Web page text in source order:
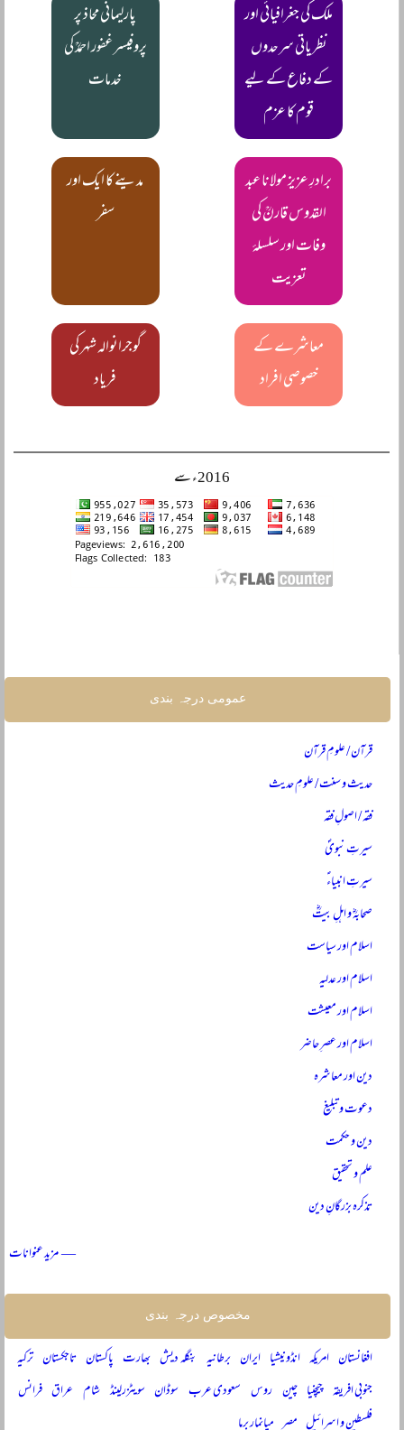
ملک کی جغرافیائی اور
نظریاتی سرحدوں
کے دفاع کے لیے
قوم کا عزم
پارلیمانی محاذ پر
پروفیسر غفور احمدؒ کی
خدمات
برادرِ عزیز مولانا عبد
القدوس قارنؒ کی
وفات اور سلسلۂ
تعزیت
مدینے کا ایک اور
سفر
معاشرے کے
خصوصی افراد
گوجرانوالہ شہر کی
فریاد
2016ء سے
عمومی درجہ بندی
قرآن / علومِ قرآن
حدیث و سنت / علومِ حدیث
فقہ / اصولِ فقہ
سیرتِ نبویؐ
سیرتِ انبیاءؑ
صحابہؓ و اہلِ بیتؓ
اسلام اور سیاست
اسلام اور عدلیہ
اسلام اور معیشت
اسلام اور عصرِ حاضر
دین اور معاشرہ
دعوت و تبلیغ
دین و حکمت
علم و تحقیق
تذکرہ بزرگانِ دین
— مزید عنوانات
مخصوص درجہ بندی
افغانستان امریکہ انڈونیشیا ایران برطانیہ بنگلہ دیش بھارت پاکستان تاجکستان ترکیہ
جنوبی افریقہ چیچنیا چین روس سعودی عرب سوڈان سویٹزرلینڈ شام عراق فرانس
فلسطین و اسرائیل مصر میانمار برما